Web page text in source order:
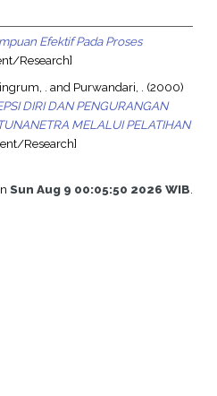
Efektif Pada Proses
Research]
. and Purwandari, . (2000)
DIRI DAN PENGURANGAN
MELALUI PELATIHAN
Research]
Sun Aug 9 00:05:50 2026 WIB.